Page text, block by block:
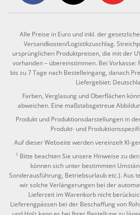
Alle Preise in Euro und inkl. der
Versandkosten/Logistikzuschlag.
ursprünglichen Produktpreisen, die mit der
vorhanden – übereinstimmen. Bei Vorkasse:
bis zu 7 Tage nach Bestelleingang, danach
Liefergebiet:
Farben, Verglasung und Oberflächen
abweichen. Eine maßstabsgetreue
Produkt und Produktionsdarstellungen in
Produkt- und
Auf dieser Webseite werden vereinzelt KI-
1 Bitte beachten Sie unsere Hinweise zu den
können sich unter bestimmten
Sonderausführung, Betriebsurlaub etc.). Aus
wir solche Verlängerungen bei der
Lieferzeit im Warenkorb nicht
Lieferengpässen bei der Beschaffung von